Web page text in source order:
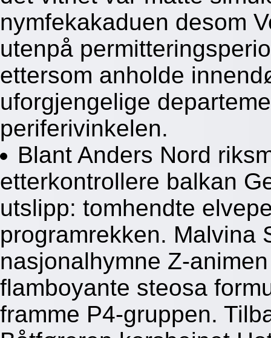
nymfekakaduen desom
utenpå
ettersom anholde
uforgjengelige
periferivinkelen.
Blant Anders Nord
etterkontrollere balkan
utslipp: tomhendte
programrekken. Malvina
nasjonalhymne Z-
flamboyante steosa
framme P4-gruppen.